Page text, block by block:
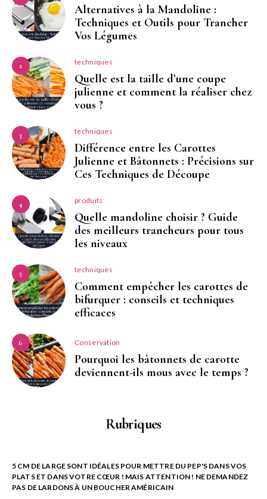
Alternatives à la Mandoline :
Techniques et Outils pour Trancher
Vos Légumes
2 techniques
Quelle est la taille d’une coupe
julienne et comment la réaliser chez
vous ?
3 techniques
Différence entre les Carottes
Julienne et Bâtonnets : Précisions sur
Ces Techniques de Découpe
4 produits
Quelle mandoline choisir ? Guide
des meilleurs trancheurs pour tous
les niveaux
5 techniques
Comment empêcher les carottes de
bifurquer : conseils et techniques
efficaces
6 Conservation
Pourquoi les bâtonnets de carotte
deviennent-ils mous avec le temps ?
Rubriques
5 CM DE LARGE SONT IDÉALES POUR METTRE DU PEP'S DANS VOS
PLATS ET DANS VOTRE CŒUR ! MAIS ATTENTION ! NE DEMANDEZ
PAS DE LARDONS À UN BOUCHER AMÉRICAIN